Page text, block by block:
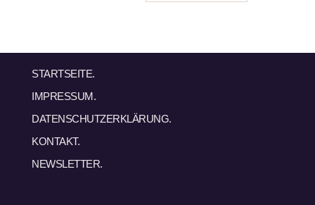
STARTSEITE.
IMPRESSUM.
DATENSCHUTZERKLÄRUNG.
KONTAKT.
NEWSLETTER.